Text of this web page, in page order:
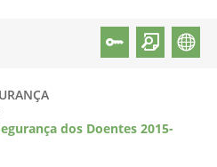
dos Doentes 2015-